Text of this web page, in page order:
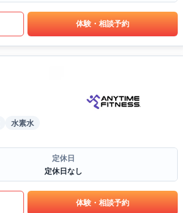
体験・相談予約
水素水
定休日
定休日なし
体験・相談予約